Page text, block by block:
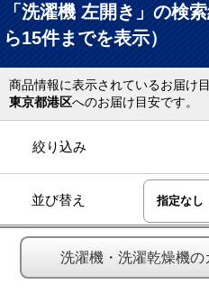
「洗濯機 左開き」の検
ら15件までを表示）
商品情報に表示されているお届け目
東京都港区へのお届け目安です。
絞り込み
並び替え
洗濯機・洗濯乾燥機